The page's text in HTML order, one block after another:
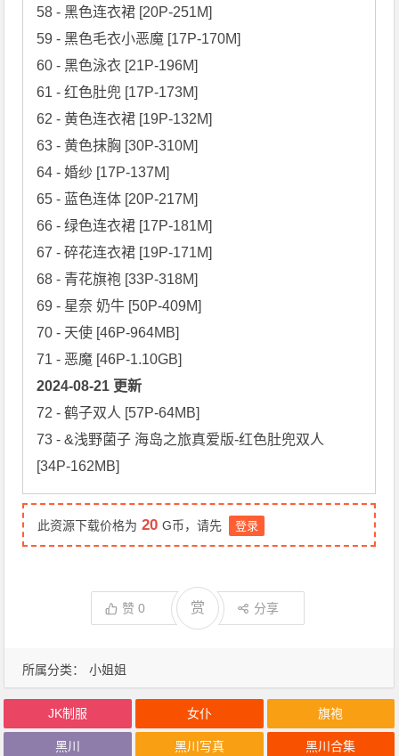
所属分类： 小姐姐
58 - 黑色连衣裙 [20P-251M]
59 - 黑色毛衣小恶魔 [17P-170M]
60 - 黑色泳衣 [21P-196M]
61 - 红色肚兜 [17P-173M]
62 - 黄色连衣裙 [19P-132M]
63 - 黄色抹胸 [30P-310M]
64 - 婚纱 [17P-137M]
65 - 蓝色连体 [20P-217M]
66 - 绿色连衣裙 [17P-181M]
67 - 碎花连衣裙 [19P-171M]
68 - 青花旗袍 [33P-318M]
69 - 星奈 奶牛 [50P-409M]
70 - 天使 [46P-964MB]
2024-08-21 更新
72 - 鹤子双人 [57P-64MB]
73 - &浅野菌子 海岛之旅真爱版-红色肚兜双人
[34P-162MB]
此资源下载价格为 20 G币，请先 登录
赞0 赏 分享
JK制服 女仆 旗袍
黑川 黑川写真 黑川合集